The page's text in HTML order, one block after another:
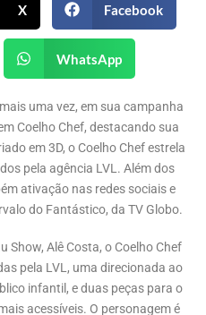
X Facebook
WhatsApp
uma vez, em sua campanha
Coelho Chef, destacando sua
em 3D, o Coelho Chef estrela
pela agência LVL. Além dos
ativação nas redes sociais e
do Fantástico, da TV Globo.
Show, Alê Costa, o Coelho Chef
pela LVL, uma direcionada ao
infantil, e duas peças para o
acessíveis. O personagem é